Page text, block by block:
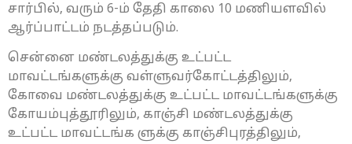
சார்பில், வரும் 6-ம் தேதி காலை 10 மணியளவில்
ஆர்ப்பாட்டம் நடத்தப்படும்.
சென்னை மண்டலத்துக்கு உட்பட்ட
மாவட்டங்களுக்கு வள்ளுவர்கோட்டத்திலும்,
கோவை மண்டலத்துக்கு உட்பட்ட மாவட்டங்களுக்கு
கோயம்புத்தூரிலும், காஞ்சி மண்டலத்துக்கு
உட்பட்ட மாவட்டங்க ளுக்கு காஞ்சிபுரத்திலும்,